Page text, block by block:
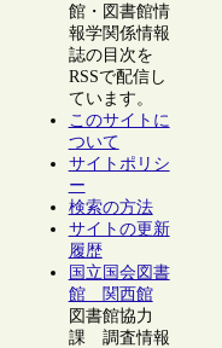
館・図書館情
報学関係情報
誌の目次を
RSSで配信し
ています。
このサイトに
ついて
サイトポリシ
ー
検索の方法
サイトの更新
履歴
国立国会図書
館 関西館
図書館協力
課 調査情報